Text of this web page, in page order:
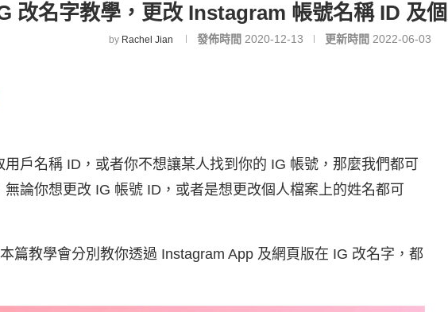
改名字教學，更改 Instagram 帳號名稱 ID 及
by Rachel Jian 發佈時間 2020-12-13 更新時間 2022-06-03
用戶名稱 ID，或者你不想讓某人找到你的 IG 帳號，那麼我們都可
無論你想更改 IG 帳號 ID，或者是想更改個人檔案上的姓名都可
篇教學會分別教你透過 Instagram App 及網頁版在 IG 改名字，都